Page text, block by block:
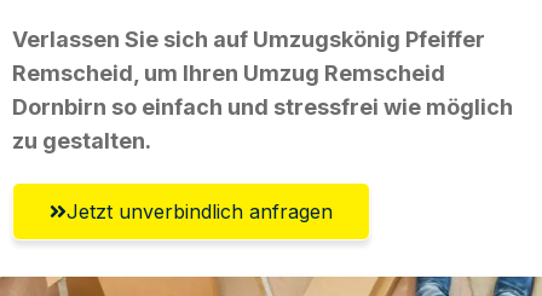
Verlassen Sie sich auf Umzugskönig Pfeiffer
Remscheid, um Ihren Umzug Remscheid
Dornbirn so einfach und stressfrei wie möglich
zu gestalten.
Jetzt unverbindlich anfragen